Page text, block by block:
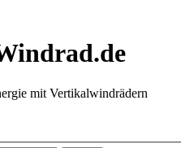
mit Vertikalwindrädern